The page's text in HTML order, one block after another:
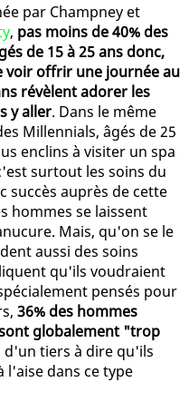
par Champney et
, pas moins de 40% des
de 15 à 25 ans donc,
voir offrir une journée au
révèlent adorer les
y aller. Dans le même
Millennials, âgés de 25
enclins à visiter un spa
surtout les soins du
succès auprès de cette
hommes se laissent
Mais, qu'on se le
aussi des soins
qu'ils voudraient
pensés pour
36% des hommes
globalement "trop
d'un tiers à dire qu'ils
l'aise dans ce type